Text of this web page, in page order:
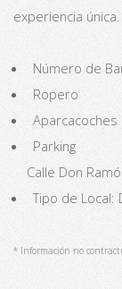
experiencia única.
Número de
Ropero
Aparcacoches
Parking
Calle Don
Tipo de Local:
* Información no